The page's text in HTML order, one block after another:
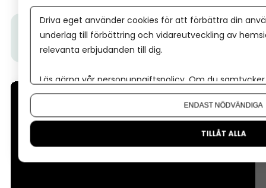
Tips från Almi:I den här videon får du veta hur ett
Almilån fungerar.
Driva eget använder cookies för att förbättra din
underlag till förbättring och vidareutveckling av
relevanta erbjudanden till dig.
Läs gärna vår personuppgiftspolicy. Om du
Om du vill ändra ditt val i efterhand hittar du den
ENDAST NÖDVÄNDIGA
TILLÅT ALLA